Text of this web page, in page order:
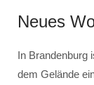
Neues
In Brandenburg
dem Gelände